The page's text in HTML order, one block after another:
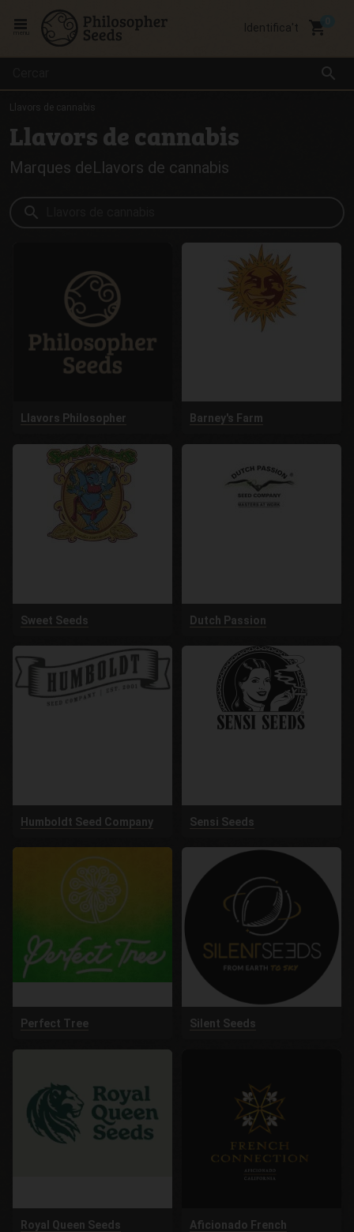
search
Identifica't local_grocery_store
Llavors de cannabis
Llavors de cannabis
Marques deLlavors de cannabis
search
Llavors Philosopher Barney's Farm
Sweet Seeds Dutch Passion
Humboldt Seed Company Sensi Seeds
Perfect Tree Silent Seeds
Royal Queen Seeds
Aficionado French